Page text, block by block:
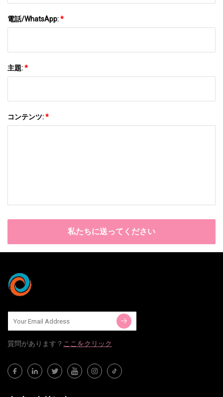
電話/WhatsApp:*
主題:*
コンテンツ:*
私たちに送ってください
質問​​があります？ ここをクリック